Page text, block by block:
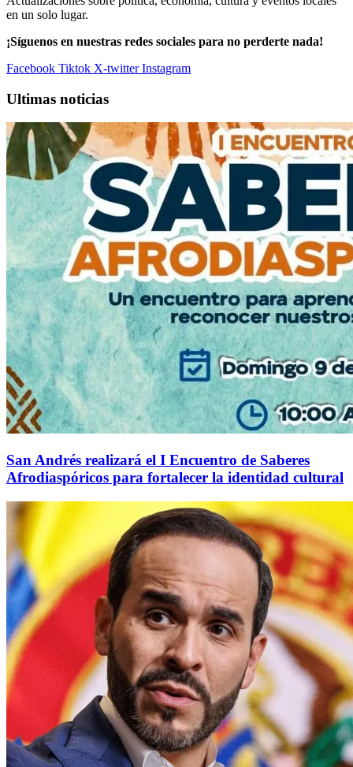
en un solo lugar.
¡Síguenos en nuestras redes sociales para no perderte nada!
Facebook Tiktok X-twitter Instagram
Ultimas noticias
San Andrés realizará el I Encuentro de Saberes
Afrodiaspóricos para fortalecer la identidad cultural